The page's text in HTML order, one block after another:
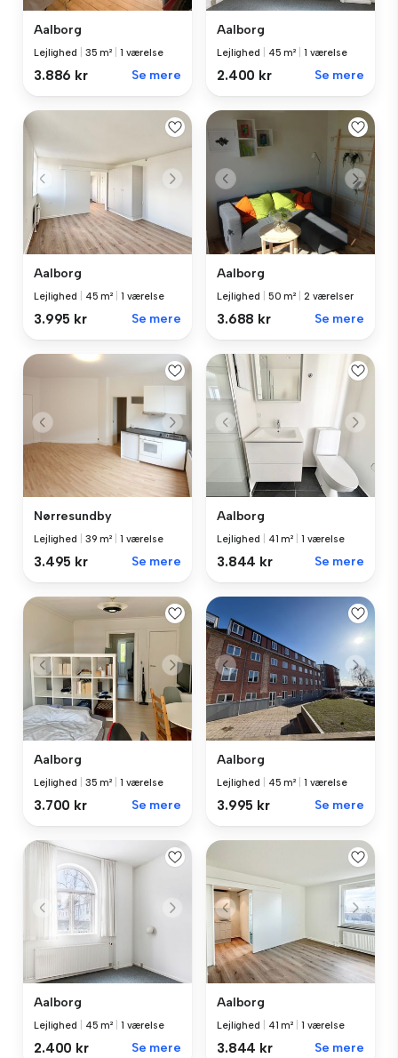
Aalborg
Lejlighed 35 m² 1 værelse
3.886 kr Se mere
Aalborg
Lejlighed 45 m² 1 værelse
2.400 kr Se mere
Aalborg
Lejlighed 45 m² 1 værelse
3.995 kr Se mere
Aalborg
Lejlighed 50 m² 2 værelser
3.688 kr Se mere
Nørresundby
Lejlighed 39 m² 1 værelse
3.495 kr Se mere
Aalborg
Lejlighed 41 m² 1 værelse
3.844 kr Se mere
Aalborg
Lejlighed 35 m² 1 værelse
3.700 kr Se mere
Aalborg
Lejlighed 45 m² 1 værelse
3.995 kr Se mere
Aalborg
Lejlighed 45 m² 1 værelse
2.400 kr Se mere
Aalborg
Lejlighed 41 m² 1 værelse
3.844 kr Se mere